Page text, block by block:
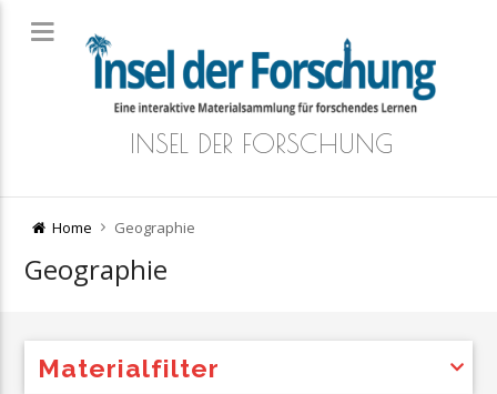
INSEL DER FORSCHUNG
Home Geographie
Geographie
Materialfilter